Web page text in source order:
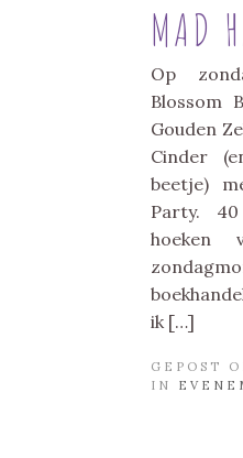
MAD
Op
Blossom
Gouden
Cinder
beetje)
Party.
hoeken
ik […]
GEPOST
IN